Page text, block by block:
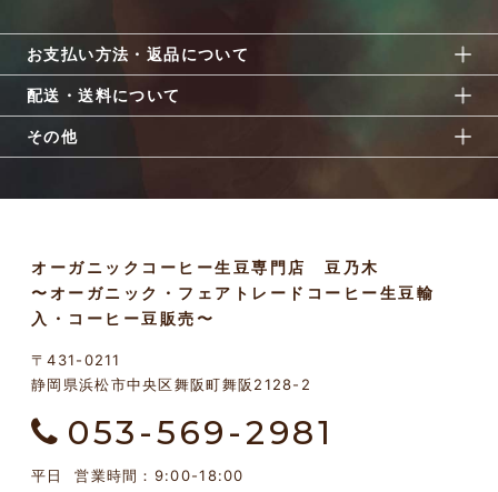
お支払い方法・返品について
配送・送料について
その他
オーガニックコーヒー生豆専門店 豆乃木
〜オーガニック・フェアトレードコーヒー生豆輸
入・コーヒー豆販売〜
〒431-0211
静岡県浜松市中央区舞阪町舞阪2128-2
053-569-2981
平日 営業時間：9:00-18:00